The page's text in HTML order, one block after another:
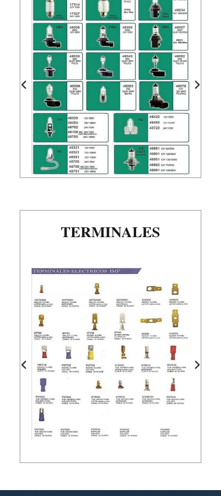
TERMINALES